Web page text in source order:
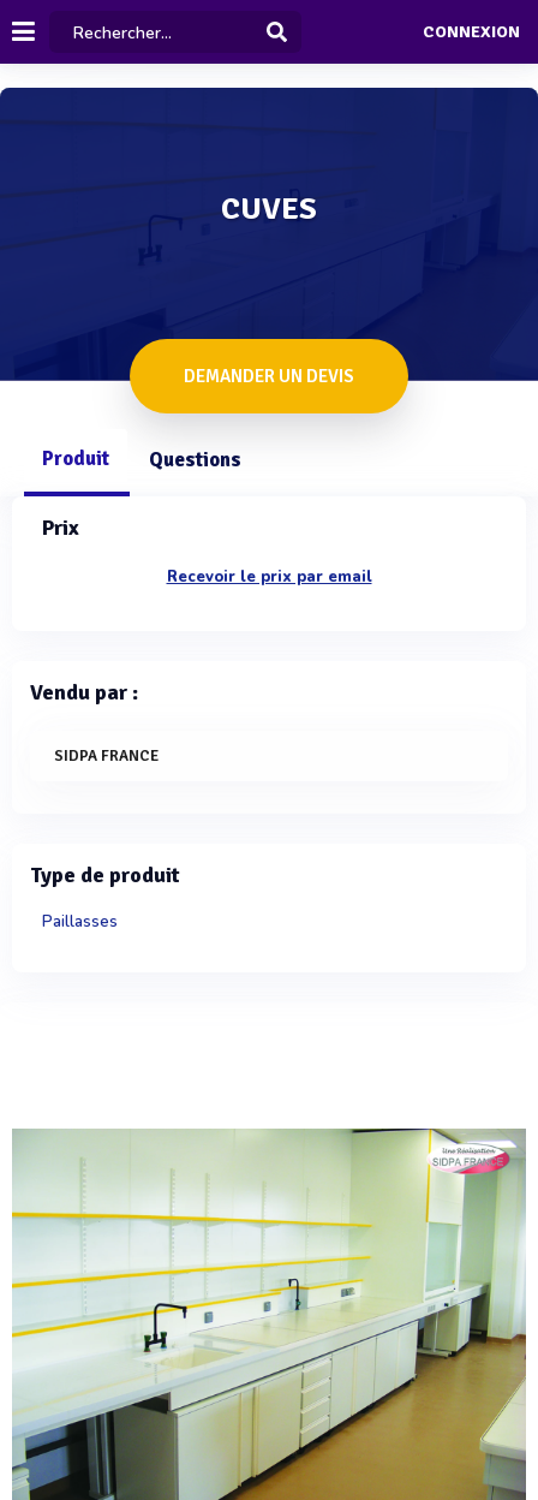
CONNEXION
CUVES
DEMANDER UN DEVIS
Produit Questions
Prix
Recevoir le prix par email
Vendu par :
SIDPA FRANCE
Type de produit
Paillasses